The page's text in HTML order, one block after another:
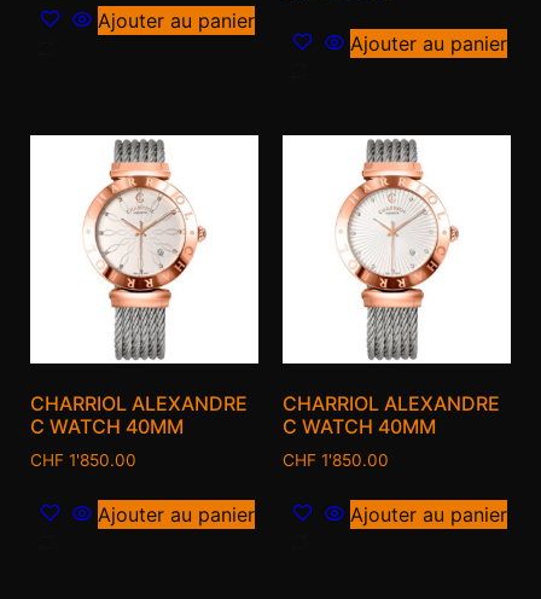
Ajouter au panier
Ajouter au panier
CHARRIOL ALEXANDRE
C WATCH 40MM
CHF 1'850.00
Ajouter au panier
CHARRIOL ALEXANDRE
C WATCH 40MM
CHF 1'850.00
Ajouter au panier